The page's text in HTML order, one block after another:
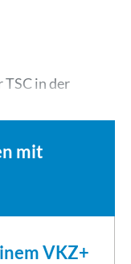
TSC in der
mit
VKZ+